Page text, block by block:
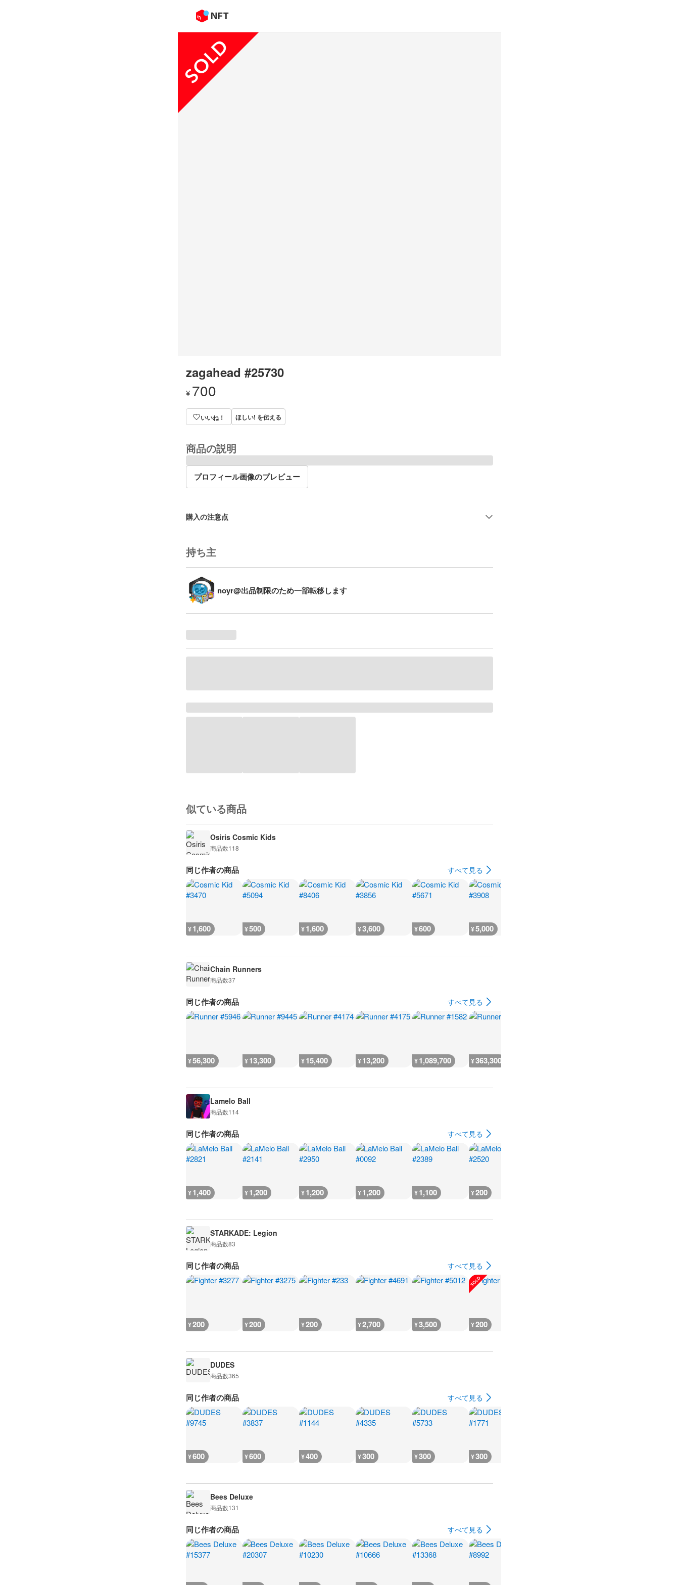
zagahead #25730
¥ 700
いいね！ ほしい! を伝える
商品の説明
プロフィール画像のプレビュー
購入の注意点
持ち主
noyr@出品制限のため一部転移します
似ている商品
Osiris Cosmic Kids
商品数118
同じ作者の商品 すべて見る
¥1,600 ¥500 ¥1,600 ¥3,600 ¥600 ¥5,000
Chain Runners
商品数37
同じ作者の商品 すべて見る
¥56,300 ¥13,300 ¥15,400 ¥13,200 ¥1,089,700 ¥363,300
Lamelo Ball
商品数114
同じ作者の商品 すべて見る
¥1,400 ¥1,200 ¥1,200 ¥1,200 ¥1,100 ¥200
STARKADE: Legion
商品数83
同じ作者の商品 すべて見る
¥200 ¥200 ¥200 ¥2,700 ¥3,500 ¥200
DUDES
商品数365
同じ作者の商品 すべて見る
¥600 ¥600 ¥400 ¥300 ¥300 ¥300
Bees Deluxe
商品数131
同じ作者の商品 すべて見る